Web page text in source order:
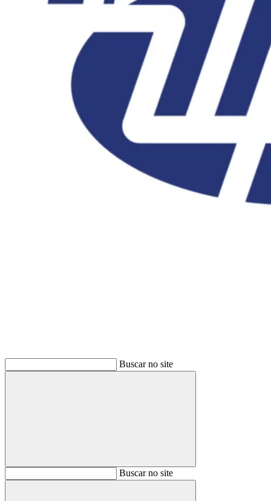
Buscar no site
BuscarBuscar no site